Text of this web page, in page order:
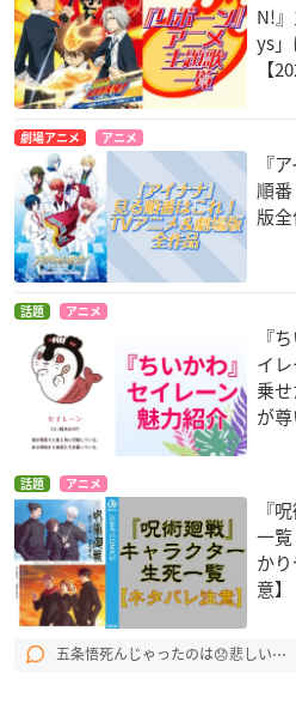
N!
ys
【
劇場アニメ アニメ
『
順
版
話題 アニメ
『
イ
乗
が
話題 アニメ
『
一
か
意】
五条悟死んじゃったのは😞悲しい⋯